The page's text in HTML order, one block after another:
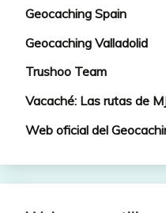
Geocaching Spain
Geocaching Valladolid
Trushoo Team
Vacaché: Las rutas de
Web oficial del